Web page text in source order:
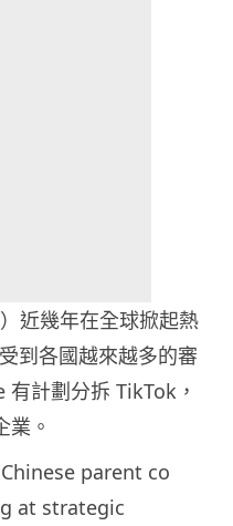
近幾年在全球掀起熱
到各國越來越多的審
計劃分拆 TikTok，
業。
Chinese parent co
at strategic